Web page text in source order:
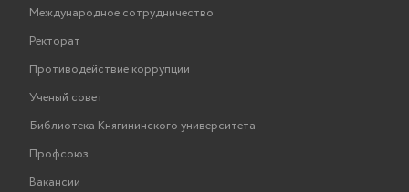
Международное сотрудничество
Ректорат
Противодействие коррупции
Ученый совет
Библиотека Княгининского университета
Профсоюз
Вакансии